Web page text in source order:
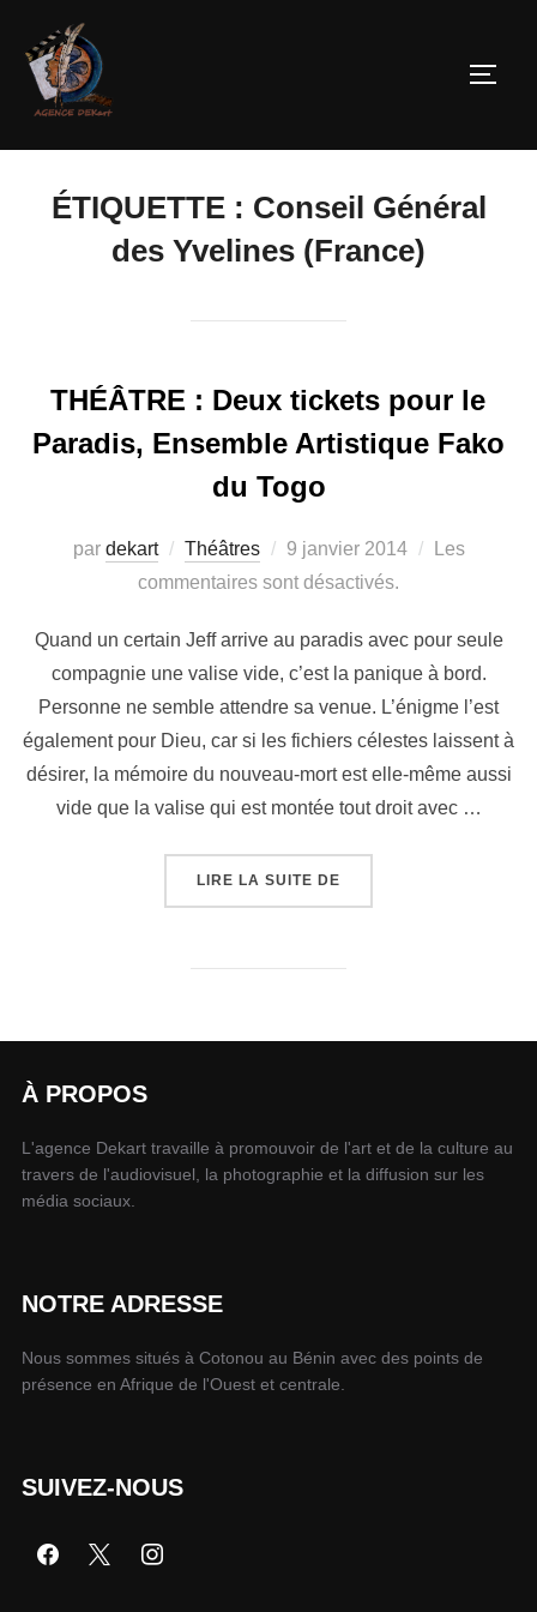
ÉTIQUETTE : Conseil Général
des Yvelines (France)
THÉÂTRE : Deux tickets pour le
Paradis, Ensemble Artistique Fako
du Togo
par dekart Théâtres 9 janvier 2014
Les
commentaires sont désactivés.
Quand un certain Jeff arrive au paradis avec pour seule
compagnie une valise vide, c’est la panique à bord.
Personne ne semble attendre sa venue. L’énigme l’est
également pour Dieu, car si les fichiers célestes laissent à
désirer, la mémoire du nouveau-mort est elle-même aussi
vide que la valise qui est montée tout droit avec …
LIRE LA SUITE DE
À PROPOS
L'agence Dekart travaille à promouvoir de l'art et de la culture au
travers de l'audiovisuel, la photographie et la diffusion sur les
média sociaux.
NOTRE ADRESSE
Nous sommes situés à Cotonou au Bénin avec des points de
présence en Afrique de l'Ouest et centrale.
SUIVEZ-NOUS